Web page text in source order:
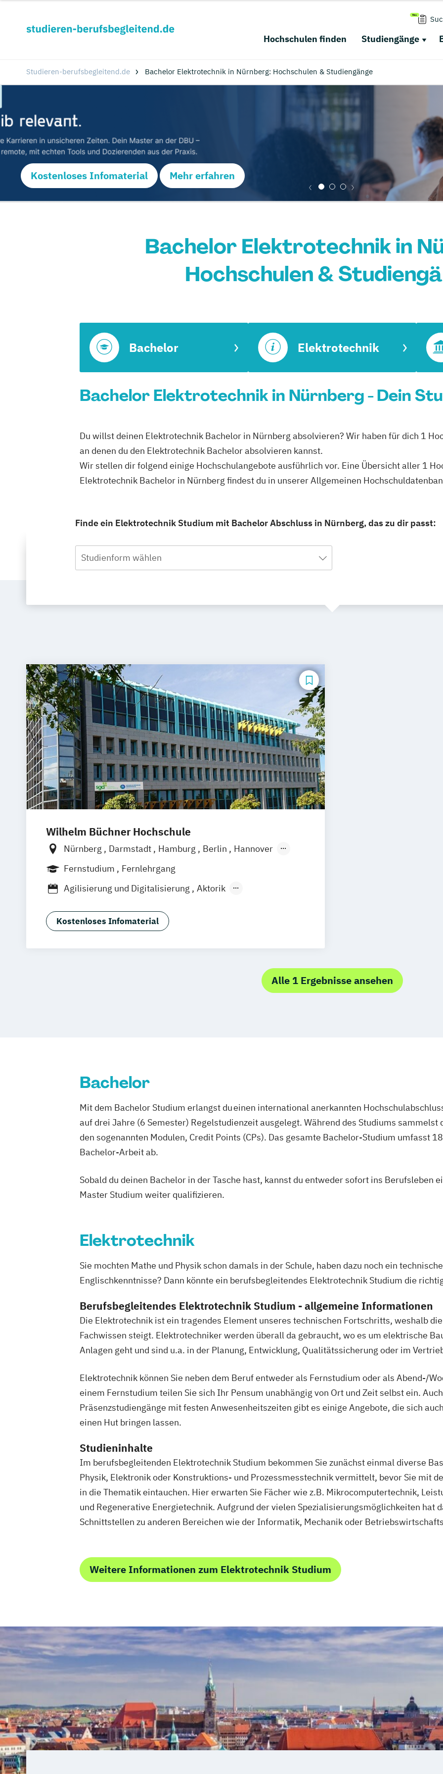
Hochschulen finden Studiengänge
Studieren-berufsbegleitend.de Bachelor Elektrotechnik in Nürnberg: Hochschulen & Studiengänge
Kostenloses Infomaterial Mehr erfahren
Bachelor Elektrotechnik in
Hochschulen &
Bachelor Elektrotechnik
Bachelor Elektrotechnik in Nürnberg - Dein
Du willst deinen Elektrotechnik Bachelor in Nürnberg absolvieren? Wir haben für dich 1
an denen du den Elektrotechnik Bachelor absolvieren kannst.
Wir stellen dir folgend einige Hochschulangebote ausführlich vor. Eine Übersicht aller 1
Elektrotechnik Bachelor in Nürnberg findest du in unserer Allgemeinen
Finde ein Elektrotechnik Studium mit Bachelor Abschluss in Nürnberg, das zu dir passt:
Studienform wählen
Wilhelm Büchner Hochschule
Nürnberg Darmstadt Hamburg Berlin
Hannover
Bonn
München Stuttgart
Wien Zürich Rostock
Fernstudium
Fernlehrgang
Agilisierung und Digitalisierung
Aktorik
Animation Design
App-Entwicklung
Bauingenieurwesen Betriebswirtschaftslehre
Einführung in die IT-Sicherheit
Elektro- und Informationstechnik Elektrotechnik
Energieerzeugung aus Biomasse
Energieingenieurwesen Energiespeichertechnik
Energieverfahrenstechnik
Engineering Management Fahrzeugtechnik
Game Design Game Development
Industriedesign
Informatik Ingenieurpsychologie
Innovations- und Technologiemanagement
KI und maschinelles Lernen Kommunikationsdesign
Kunststofftechnik Lebensmittelverfahrenstechnik
Materials Science
Mathematik für Studierende
ingenieurwissenschaftlicher Fächer
Mathematik für Studierende
Mechatronik
Mediengestaltung
Medizinische Informatik Medizintechnik
Nachhaltigkeitsmanagement
Nachhaltigkeitstechnologien und -management
Nationale und internationale Zertifizierung und
Produktkennzeichnung
New Venture Management
Professional Software Engineering
Prozesssimulation in der Verfahrenstechnik
Qualitätsmanagement Regenerative Energietechnik
Technikfolgen­abschätzung
Wasserstofftechnologien Wirtschaftsinformatik
Wirtschaftsingenieurwesen
Wirtschaftsingenieurwesen Maschinenbau
Wirtschaftsingenieurwesen für Ingenieure
Wirtschaftsingenieurwesen für
Wirtschaftsingenieurwesen – Digitale Produktion
Wirtschafts­ingenieur­wesen Fahrzeugtechnik
Wirtschafts­ingenieur­wesen Informatik
Wirtschafts­ingenieur­wesen Kunststofftechnik
Wirtschafts­ingenieur­wesen Künstliche Intelligenz
Kostenloses Infomaterial
Alle 1 Ergebnisse ansehen
Bachelor
Mit dem Bachelor Studium erlangst du einen international anerkannten
auf drei Jahre (6 Semester) Regelstudienzeit ausgelegt. Während des Studiums sammelst
den sogenannten Modulen, Credit Points (CPs). Das gesamte Bachelor-Studium umfasst
Bachelor-Arbeit ab.
Sobald du deinen Bachelor in der Tasche hast, kannst du entweder sofort ins Berufsleben
Master Studium weiter qualifizieren.
Elektrotechnik
Sie mochten Mathe und Physik schon damals in der Schule, haben dazu noch ein
Englischkenntnisse? Dann könnte ein berufsbegleitendes Elektrotechnik Studium die
Berufsbegleitendes Elektrotechnik Studium - allgemeine Informationen
Die Elektrotechnik ist ein tragendes Element unseres technischen Fortschritts, weshalb
Fachwissen steigt. Elektrotechniker werden überall da gebraucht, wo es um elektrische
Anlagen geht und sind u.a. in der Planung, Entwicklung, Qualitätssicherung oder im
Elektrotechnik können Sie neben dem Beruf entweder als Fernstudium oder als Abend-/
einem Fernstudium teilen Sie sich Ihr Pensum unabhängig von Ort und Zeit selbst ein.
Präsenzstudiengänge mit festen Anwesenheitszeiten gibt es einige Angebote, die sich
einen Hut bringen lassen.
Studieninhalte
Im berufsbegleitenden Elektrotechnik Studium bekommen Sie zunächst einmal diverse
Physik, Elektronik oder Konstruktions- und Prozessmesstechnik vermittelt, bevor Sie mit
in die Thematik eintauchen. Hier erwarten Sie Fächer wie z.B. Mikrocomputertechnik,
und Regenerative Energietechnik. Aufgrund der vielen Spezialisierungsmöglichkeiten hat
Schnittstellen zu anderen Bereichen wie der Informatik, Mechanik oder
Weitere Informationen zum Elektrotechnik Studium